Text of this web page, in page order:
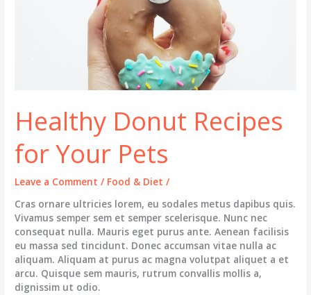
Healthy Donut Recipes
for Your Pets
Leave a Comment / Food & Diet /
Cras ornare ultricies lorem, eu sodales metus dapibus quis.
Vivamus semper sem et semper scelerisque. Nunc nec
consequat nulla. Mauris eget purus ante. Aenean facilisis
eu massa sed tincidunt. Donec accumsan vitae nulla ac
aliquam. Aliquam at purus ac magna volutpat aliquet a et
arcu. Quisque sem mauris, rutrum convallis mollis a,
dignissim ut odio.